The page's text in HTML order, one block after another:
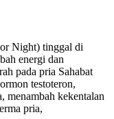
Night) tinggal di
energi dan
pada pria Sahabat
testoteron,
menambah kekentalan
pria,